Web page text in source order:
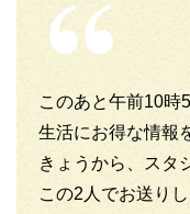
このあと午前10時
生活にお得な情報
きょうから、スタ
この2人でお送りし